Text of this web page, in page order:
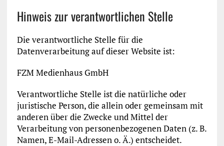
Hinweis zur verantwortlichen Stelle
Die verantwortliche Stelle für die
Datenverarbeitung auf dieser Website ist:
FZM Medienhaus GmbH
Verantwortliche Stelle ist die natürliche oder
juristische Person, die allein oder gemeinsam mit
anderen über die Zwecke und Mittel der
Verarbeitung von personenbezogenen Daten (z. B.
Namen, E-Mail-Adressen o. Ä.) entscheidet.